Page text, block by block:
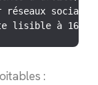
sociaux
lisible à 16px
: